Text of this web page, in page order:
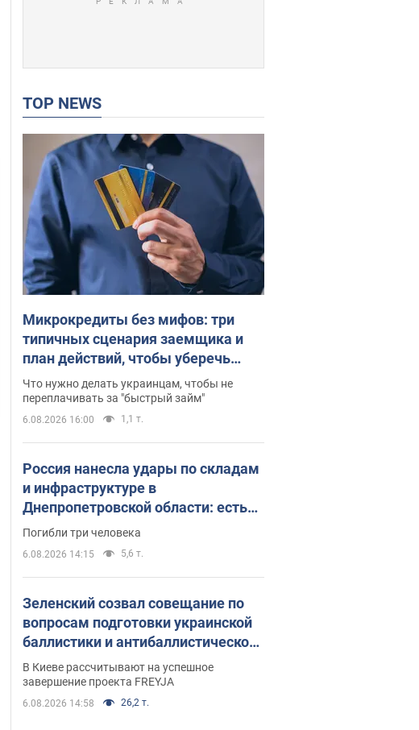
TOP NEWS
Микрокредиты без мифов: три
типичных сценария заемщика и
план действий, чтобы уберечь
свои деньги
Что нужно делать украинцам, чтобы не
переплачивать за "быстрый займ"
6.08.2026 16:00 1,1 т.
Россия нанесла удары по складам
и инфраструктуре в
Днепропетровской области: есть
погибшие и раненые. Фото
Погибли три человека
6.08.2026 14:15 5,6 т.
Зеленский созвал совещание по
вопросам подготовки украинской
баллистики и антибаллистической
программы FREYJA: какие
решения готовятся
В Киеве рассчитывают на успешное
завершение проекта FREYJA
6.08.2026 14:58 26,2 т.